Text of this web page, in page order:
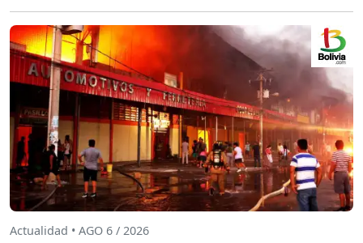
Actualidad • AGO 6 / 2026